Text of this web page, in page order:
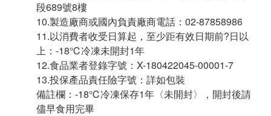
段689號8樓
10.製造廠商或國內負責廠商電話：02-87858986
11.以消費者收受日算起，至少距有效日期前?日以
上：-18℃冷凍未開封1年
12.食品業者登錄字號：X-180422045-00001-7
13.投保產品責任險字號：詳如包裝
備註欄：-18℃冷凍保存1年〈未開封〉，開封後請
儘早食用完畢